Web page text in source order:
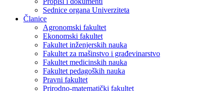
Sednice organa Univerziteta
Članice
Agronomski fakultet
Ekonomski fakultet
Fakultet inženjerskih nauka
Fakultet za mašinstvo i građevinarstvo
Fakultet medicinskih nauka
Fakultet pedagoških nauka
Pravni fakultet
Prirodno-matematički fakultet